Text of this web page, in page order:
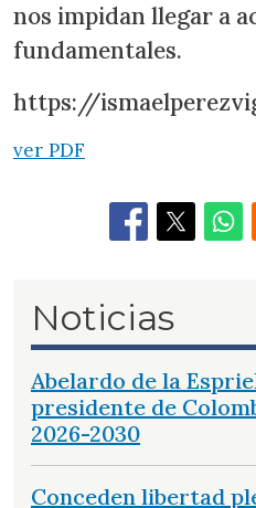
nos impidan llegar a
fundamentales.
https://
ver PDF
Noticias
Abelardo de la
presidente de
2026-2030
Conceden libertad